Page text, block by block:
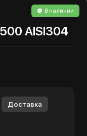
В наличии
AISI304
Доставка